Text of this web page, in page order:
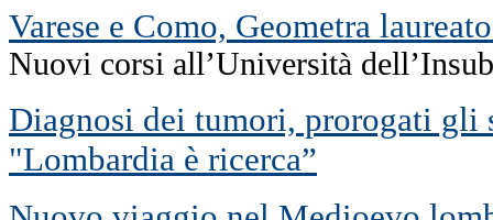
Varese e Como, Geometra
Nuovi corsi all’Università
Diagnosi dei tumori, prorogati gli
"Lombardia è ricerca”